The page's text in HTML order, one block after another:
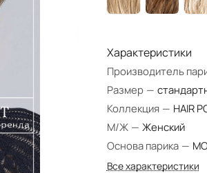
Характеристики
Производитель
Размер —
Коллекция — HAIR
М/Ж — Женский
Основа парика —
Все характеристики